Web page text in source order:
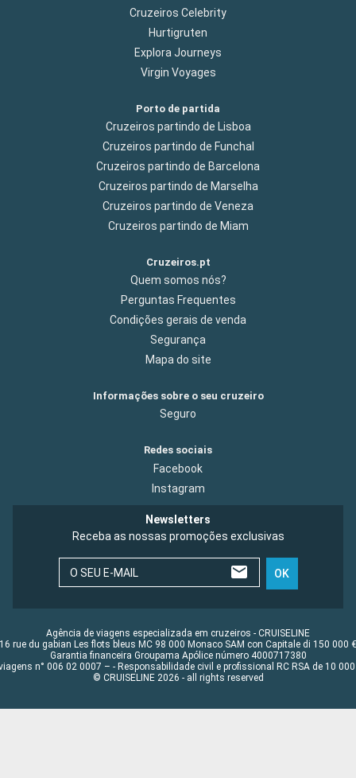
Cruzeiros Celebrity
Hurtigruten
Explora Journeys
Virgin Voyages
Porto de partida
Cruzeiros partindo de Lisboa
Cruzeiros partindo de Funchal
Cruzeiros partindo de Barcelona
Cruzeiros partindo de Marselha
Cruzeiros partindo de Veneza
Cruzeiros partindo de Miam
Cruzeiros.pt
Quem somos nós?
Perguntas Frequentes
Condições gerais de venda
Segurança
Mapa do site
Informações sobre o seu cruzeiro
Seguro
Redes sociais
Facebook
Instagram
Newsletters
Receba as nossas promoções exclusivas
O SEU E-MAIL OK
Agência de viagens especializada em cruzeiros - CRUISELINE
16 rue du gabian Les flots bleus MC 98 000 Monaco SAM con Capitale di 150 000 €
Garantia financeira Groupama Apólice número 4000717380
n° 006 02 0007 – - Responsabilidade civil e profissional RC RSA de 10 000
© CRUISELINE 2026 - all rights reserved